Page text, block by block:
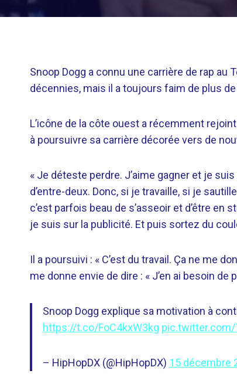
Snoop Dogg a connu une carrière de rap
décennies, mais il a toujours faim de plus
L’icône de la côte ouest a récemment
à poursuivre sa carrière décorée vers de
« Je déteste perdre. J’aime gagner et je
d’entre-deux. Donc, si je travaille, si je
c’est parfois beau de s’asseoir et d’être
je suis sur la publicité. Et puis sortez du
Il a poursuivi : « C’est du travail. Ça ne me
me donne envie de dire : « J’en ai besoin de
Snoop Dogg explique sa motivation à
https://t.co/FoC4kxW3kg pic.twitter.com/
– HipHopDX (@HipHopDX) 15 décembre